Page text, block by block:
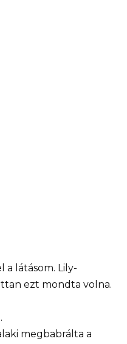
a látásom. Lily-
ezt mondta volna.
megbabrálta a